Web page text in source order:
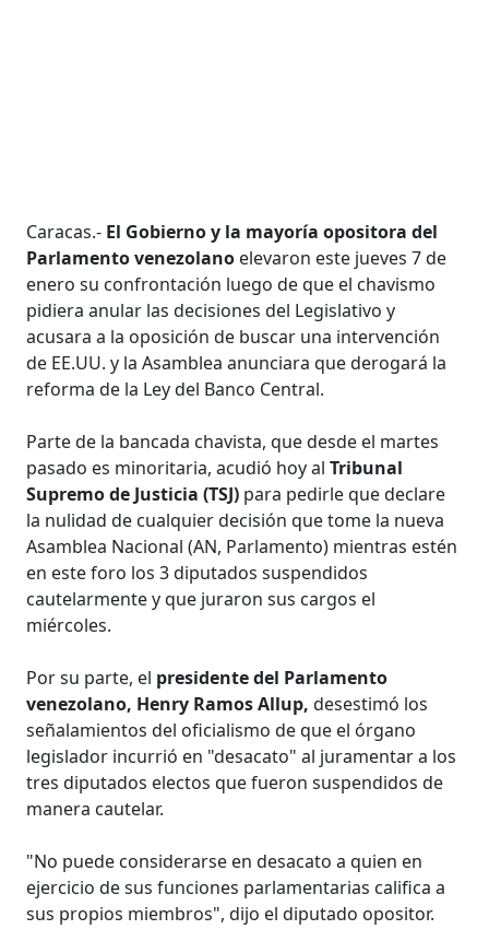
Caracas.- El Gobierno y la mayoría opositora del
Parlamento venezolano elevaron este jueves 7 de
enero su confrontación luego de que el chavismo
pidiera anular las decisiones del Legislativo y
acusara a la oposición de buscar una intervención
de EE.UU. y la Asamblea anunciara que derogará la
reforma de la Ley del Banco Central.
Parte de la bancada chavista, que desde el martes
pasado es minoritaria, acudió hoy alTribunal
Supremo de Justicia (TSJ) para pedirle que declare
la nulidad de cualquier decisión que tome la nueva
Asamblea Nacional (AN, Parlamento) mientras estén
en este foro los 3 diputados suspendidos
cautelarmente y que juraron sus cargos el
miércoles.
Por su parte, el presidente del Parlamento
venezolano, Henry Ramos Allup, desestimó los
señalamientos del oficialismo de que el órgano
legislador incurrió en "desacato" al juramentar a los
tres diputados electos que fueron suspendidos de
manera cautelar.
"No puede considerarse en desacato a quien en
ejercicio de sus funciones parlamentarias califica a
sus propios miembros", dijo el diputado opositor.